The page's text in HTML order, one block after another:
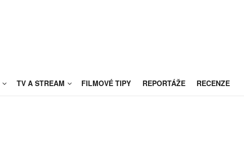
TV A STREAM FILMOVÉ TIPY REPORTÁŽE RECENZE